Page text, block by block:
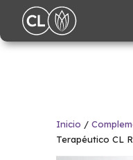
Inicio /
Terapéutico CL